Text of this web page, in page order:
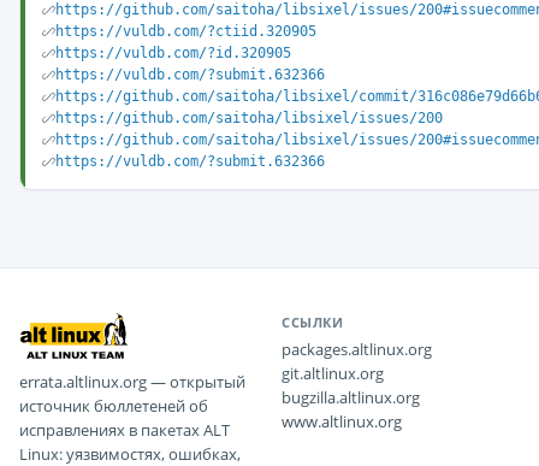
https://github.com/saitoha/libsixel/issues/
https://vuldb.com/?ctiid.320905
https://vuldb.com/?id.320905
https://vuldb.com/?submit.632366
https://github.com/saitoha/libsixel/commit/
https://github.com/saitoha/libsixel/issues/200
https://github.com/saitoha/libsixel/issues/
https://vuldb.com/?submit.632366
errata.altlinux.org — открытый
источник бюллетеней об
исправлениях в пакетах ALT
Linux: уязвимостях, ошибках,
ССЫЛКИ
packages.altlinux.org
git.altlinux.org
bugzilla.altlinux.org
www.altlinux.org